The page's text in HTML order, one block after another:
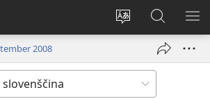
Spremeni
spletnega
mesta
Prijava
(odpre
Iskanje
po
JW.ORG
2008